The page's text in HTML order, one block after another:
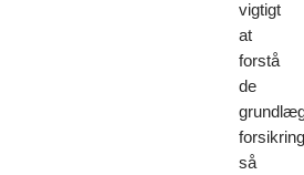
vigtigt
at
forstå
de
så